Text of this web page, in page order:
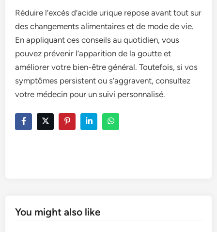
Réduire l’excès d’acide urique repose avant tout sur
des changements alimentaires et de mode de vie.
En appliquant ces conseils au quotidien, vous
pouvez prévenir l’apparition de la goutte et
améliorer votre bien-être général. Toutefois, si vos
symptômes persistent ou s’aggravent, consultez
votre médecin pour un suivi personnalisé.
You might also like